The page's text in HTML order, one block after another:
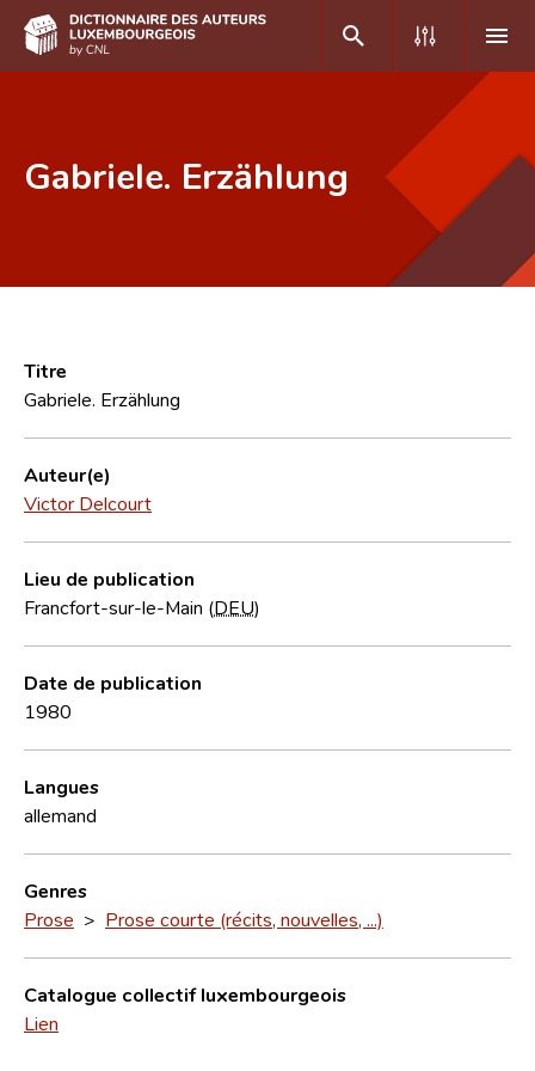
Foire aux questions
CNL
Équipe scientifique
Contact
Gabriele. Erzählung
Titre
Gabriele. Erzählung
Auteur(e)
Victor Delcourt
Lieu de publication
Francfort-sur-le-Main (DEU)
Date de publication
1980
Langues
allemand
Genres
Prose > Prose courte (récits, nouvelles, ...)
Catalogue collectif luxembourgeois
Lien